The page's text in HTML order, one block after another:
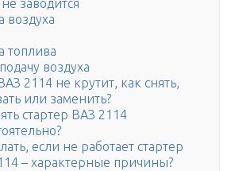
заводится
воздуха
топлива
воздуха
2114 не крутит, как снять,
или заменить?
стартер ВАЗ 2114
если не работает стартер
– характерные причины?